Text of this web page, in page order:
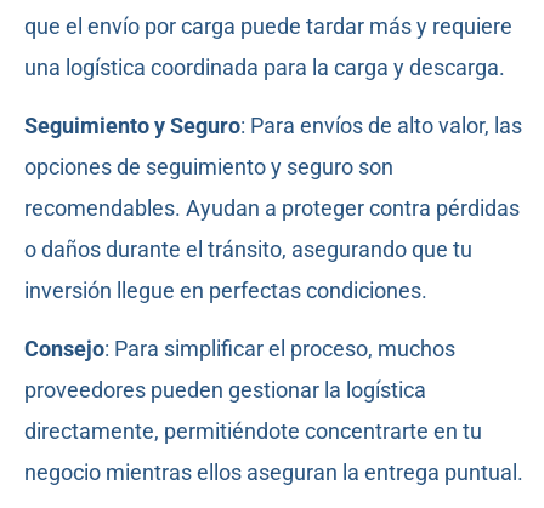
que el envío por carga puede tardar más y requiere
una logística coordinada para la carga y descarga.
Seguimiento y Seguro: Para envíos de alto valor, las
opciones de seguimiento y seguro son
recomendables. Ayudan a proteger contra pérdidas
o daños durante el tránsito, asegurando que tu
inversión llegue en perfectas condiciones.
Consejo: Para simplificar el proceso, muchos
proveedores pueden gestionar la logística
directamente, permitiéndote concentrarte en tu
negocio mientras ellos aseguran la entrega puntual.